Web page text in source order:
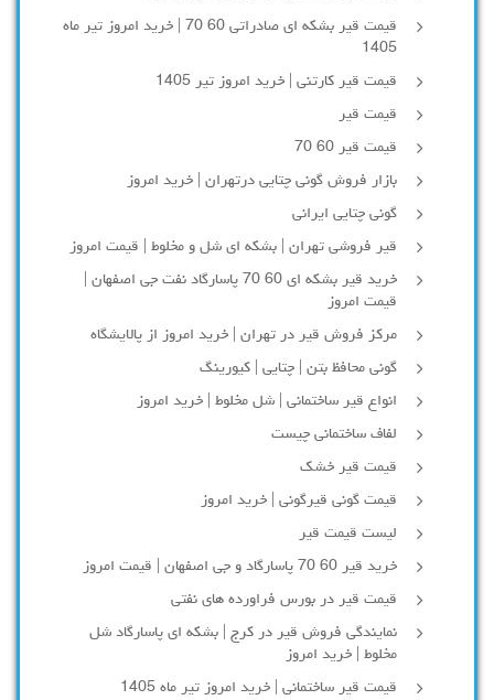
قیمت قیر بشکه ای صادراتی 60 70 | خرید امروز تیر ماه
1405
قیمت قیر کارتنی | خرید امروز تیر 1405
قیمت قیر
قیمت قیر 60 70
بازار فروش گونی چتایی درتهران | خرید امروز
گونی چتایی ایرانی
قیر فروشی تهران | بشکه ای شل و مخلوط | قیمت امروز
خرید قیر بشکه ای 60 70 پاسارگاد نفت جی اصفهان |
قیمت امروز
مرکز فروش قیر در تهران | خرید امروز از پالایشگاه
گونی محافظ بتن | چتایی | کیورینگ
انواع قیر ساختمانی | شل مخلوط | خرید امروز
لفاف ساختمانی چیست
قیمت قیر خشک
قیمت گونی قیرگونی | خرید امروز
لیست قیمت قیر
خرید قیر 60 70 پاسارگاد و جی اصفهان | قیمت امروز
قیمت قیر در بورس فراورده های نفتی
نمایندگی فروش قیر در کرج | بشکه ای پاسارگاد شل
مخلوط | خرید امروز
قیمت قیر ساختمانی | خرید امروز تیر ماه 1405